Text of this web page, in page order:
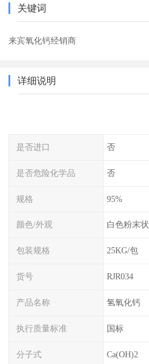
关键词
来宾氧化钙经销商
详细说明
是否进口 否
是否危险化学品 否
规格 95%
颜色/外观 白色粉末状
包装规格 25KG/包
货号 RJR034
产品名称 氢氧化钙
执行质量标准 国标
分子式 Ca(OH)2